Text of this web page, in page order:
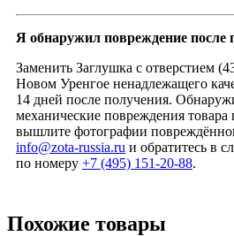
Я обнаружил повреждение после
Заменить Заглушка с отверстием
Новом Уренгое ненадлежащего
14 дней после получения.
механические повреждения
вышлите фотографии
info@zota-russia.ru и обратитесь в
по номеру +7 (495) 151-20-88.
Похожие товары